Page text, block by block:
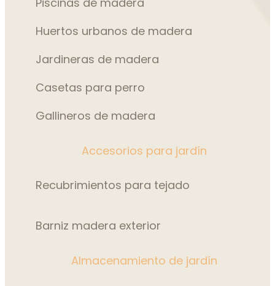
Huertos urbanos de madera
Jardineras de madera
Casetas para perro
Gallineros de madera
Accesorios para jardín
Recubrimientos para tejado
Barniz madera exterior
Almacenamiento de jardín